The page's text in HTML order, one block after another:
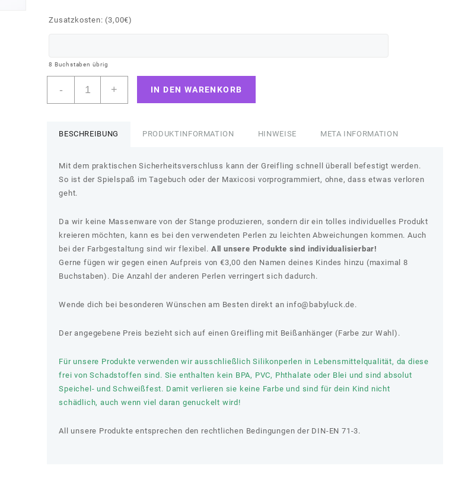
Zusatzkosten: (3,00€)
8 Buchstaben übrig
-
"Starboy"
Menge
+ IN DEN WARENKORB
BESCHREIBUNG PRODUKTINFORMATION HINWEISE META INFORMATION
Mit dem praktischen Sicherheitsverschluss kann der Greifling schnell überall befestigt werden.
So ist der Spielspaß im Tagebuch oder der Maxicosi vorprogrammiert, ohne, dass etwas verloren
geht.
Da wir keine Massenware von der Stange produzieren, sondern dir ein tolles individuelles Produkt
kreieren möchten, kann es bei den verwendeten Perlen zu leichten Abweichungen kommen. Auch
bei der Farbgestaltung sind wir flexibel. All unsere Produkte sind individualisierbar!
Gerne fügen wir gegen einen Aufpreis von €3,00 den Namen deines Kindes hinzu (maximal 8
Buchstaben). Die Anzahl der anderen Perlen verringert sich dadurch.
Wende dich bei besonderen Wünschen am Besten direkt an info@babyluck.de.
Der angegebene Preis bezieht sich auf einen Greifling mit Beißanhänger (Farbe zur Wahl).
Für unsere Produkte verwenden wir ausschließlich Silikonperlen in Lebensmittelqualität, da diese
frei von Schadstoffen sind. Sie enthalten kein BPA, PVC, Phthalate oder Blei und sind absolut
Speichel- und Schweißfest. Damit verlieren sie keine Farbe und sind für dein Kind nicht
schädlich, auch wenn viel daran genuckelt wird!
All unsere Produkte entsprechen den rechtlichen Bedingungen der DIN-EN 71-3.